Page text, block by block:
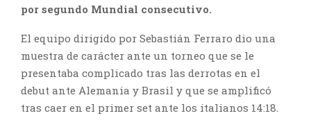
por segundo Mundial consecutivo.
El equipo dirigido por Sebastián Ferraro dio una
muestra de carácter ante un torneo que se le
presentaba complicado tras las derrotas en el
debut ante Alemania y Brasil y que se amplificó
tras caer en el primer set ante los italianos 14:18.